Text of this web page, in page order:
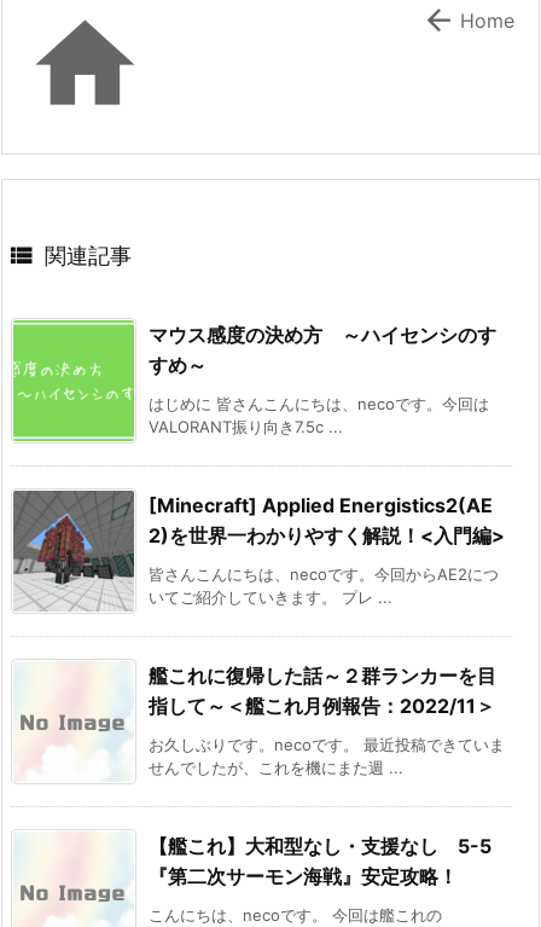
  Home
 関連記事
マウス感度の決め方 ～ハイセンシのす
すめ～
はじめに 皆さんこんにちは、necoです。今回は
VALORANT振り向き7.5c ...
[Minecraft] Applied Energistics2(AE
2)を世界一わかりやすく解説！<入門編>
皆さんこんにちは、necoです。今回からAE2につ
いてご紹介していきます。 プレ ...
艦これに復帰した話～２群ランカーを目
指して～＜艦これ月例報告：2022/11＞
お久しぶりです。necoです。 最近投稿できていま
せんでしたが、これを機にまた週 ...
【艦これ】大和型なし・支援なし 5-5
『第二次サーモン海戦』安定攻略！
こんにちは、necoです。 今回は艦これの